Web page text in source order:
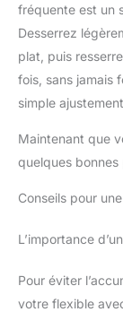
fréquente est un
Desserrez
plat, puis
fois, sans jamais
simple
Maintenant que
quelques
Conseils pour
L’importance
Pour éviter
votre flexible